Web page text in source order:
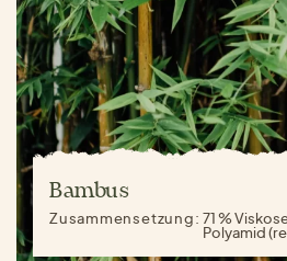
Bambus
Zusammensetzung:71 %
Polyamid